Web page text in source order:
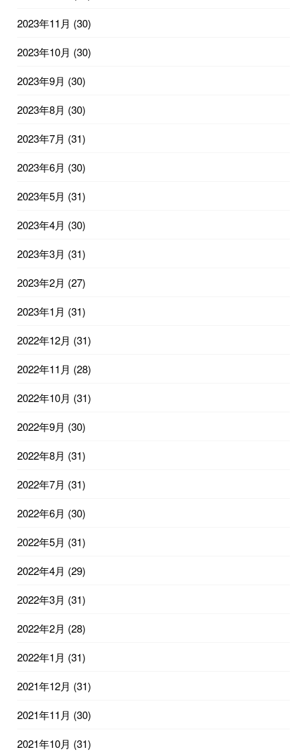
2023年11月 (30)
2023年10月 (30)
2023年9月 (30)
2023年8月 (30)
2023年7月 (31)
2023年6月 (30)
2023年5月 (31)
2023年4月 (30)
2023年3月 (31)
2023年2月 (27)
2023年1月 (31)
2022年12月 (31)
2022年11月 (28)
2022年10月 (31)
2022年9月 (30)
2022年8月 (31)
2022年7月 (31)
2022年6月 (30)
2022年5月 (31)
2022年4月 (29)
2022年3月 (31)
2022年2月 (28)
2022年1月 (31)
2021年12月 (31)
2021年11月 (30)
2021年10月 (31)